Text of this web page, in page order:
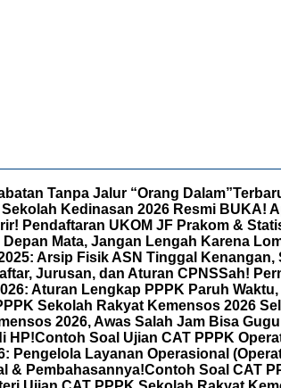
Tanpa Jalur “Orang Dalam”
Kedinasan 2026 Resmi BUKA!
Pendaftaran UKOM JF Prakom &
Mata, Jangan Lengah Karena
Arsip Fisik ASN Tinggal Kenangan,
Jurusan, dan Aturan CPNSSah!
Aturan Lengkap PPPK Paruh Waktu,
Sekolah Rakyat Kemensos 2026
2026, Awas Salah Jam Bisa
HP!Contoh Soal Ujian CAT PPPK
Pengelola Layanan Operasional
& Pembahasannya!Contoh Soal CAT